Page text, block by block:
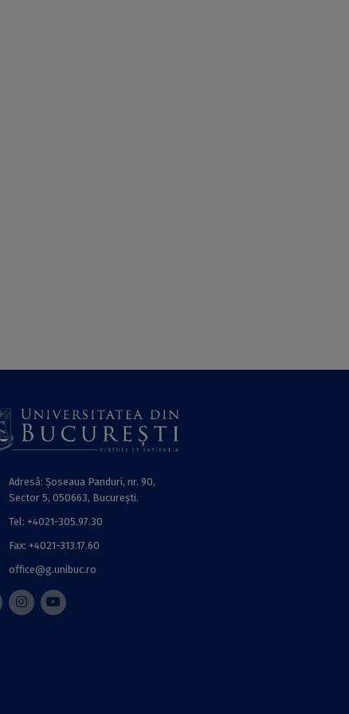
Adresă: Șoseaua Panduri, nr. 90,
Sector 5, 050663, Bucureşti.
Tel: +4021-305.97.30
Fax: +4021-313.17.60
office@g.unibuc.ro